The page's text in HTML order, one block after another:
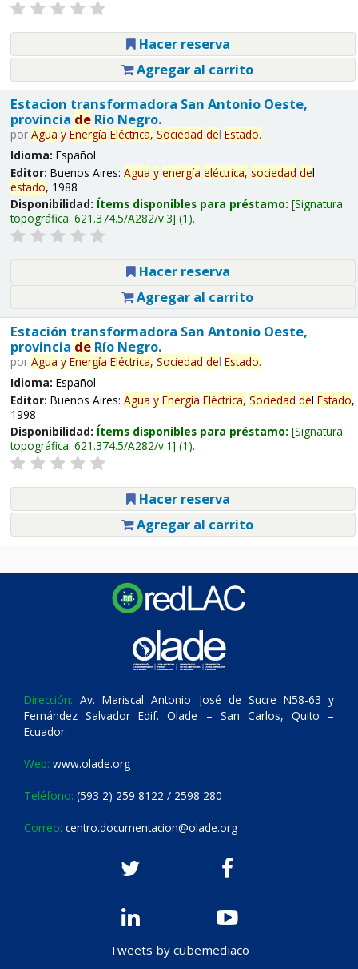
Hacer reserva
Agregar al carrito
Estacion transformadora San Antonio Oeste,
provincia deRío Negro.
por Agua y Energía Eléctrica, Sociedad del Estado.
Idioma: Español
Editor: Buenos Aires: Agua y energía eléctrica, sociedad del
estado, 1988
Disponibilidad: Ítems disponibles para préstamo: Signatura
topográfica: 621.374.5/A282/v.3 (1).
Hacer reserva
Agregar al carrito
Estación transformadora San Antonio Oeste,
provincia deRío Negro.
por Agua y Energía Eléctrica, Sociedad del Estado.
Idioma: Español
Editor: Buenos Aires: Agua y Energía Eléctrica, Sociedad del Estado,
1998
Disponibilidad: Ítems disponibles para préstamo: Signatura
topográfica: 621.374.5/A282/v.1 (1).
Hacer reserva
Agregar al carrito
Dirección: Av. Mariscal Antonio José de Sucre N58-63 y
Fernández Salvador Edif. Olade – San Carlos, Quito –
Ecuador.
Web: www.olade.org
Teléfono: (593 2) 259 8122 / 2598 280
Correo: centro.documentacion@olade.org
Tweets by cubemediaco